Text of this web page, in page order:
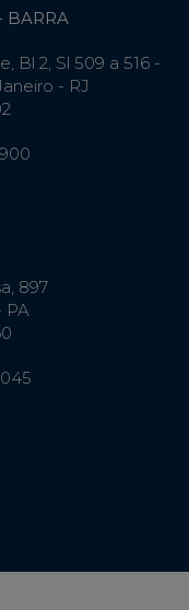
BARRA
Bl 2, Sl 509 a 516 -
- RJ
897
PA